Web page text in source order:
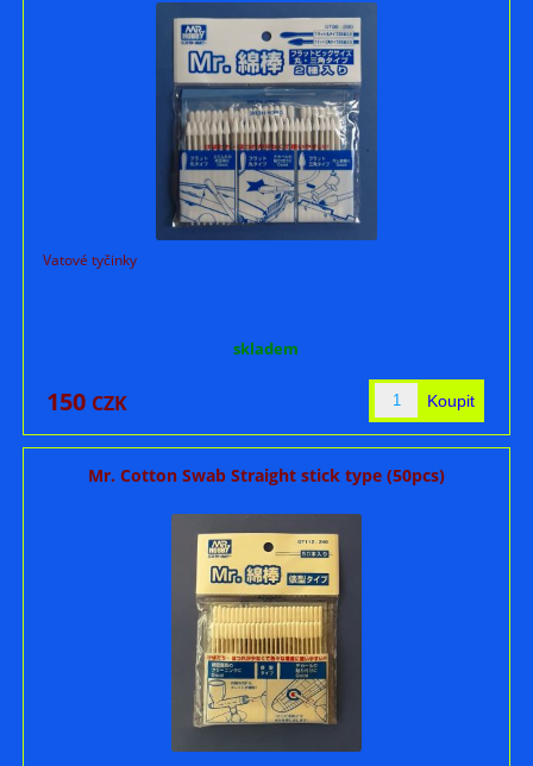
Vatové tyčinky
skladem
150 CZK
Mr. Cotton Swab Straight stick type (50pcs)